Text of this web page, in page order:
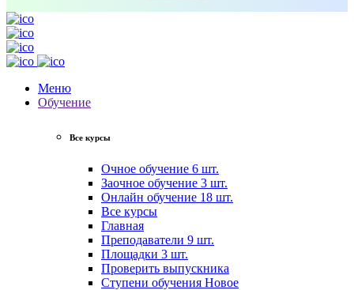
Меню
Обучение
Все курсы
Очное обучение 6 шт.
Заочное обучение 3 шт.
Онлайн обучение 18 шт.
Все курсы
Главная
Преподаватели 9 шт.
Площадки 3 шт.
Проверить выпускника
Cтупени обучения Новое